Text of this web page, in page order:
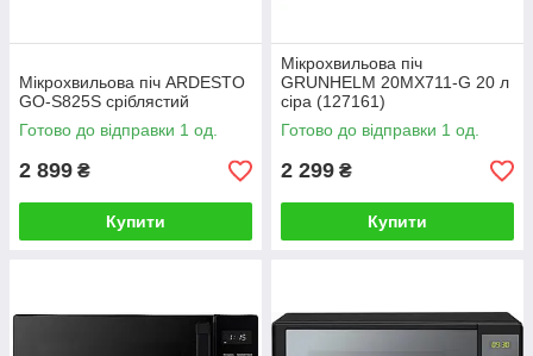
Мікрохвильова піч ARDESTO
GO-S825S сріблястий
Готово до відправки 1 од.
2 899 ₴
Купити
Мікрохвильова піч
GRUNHELM 20MX711-G 20 л
сіра (127161)
Готово до відправки 1 од.
2 299 ₴
Купити